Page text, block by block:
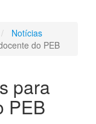
Notícias
do PEB
para
PEB